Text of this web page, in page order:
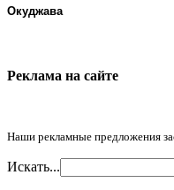
Окуджава
Реклама на cайте
Наши рекламные предложения
Искать...